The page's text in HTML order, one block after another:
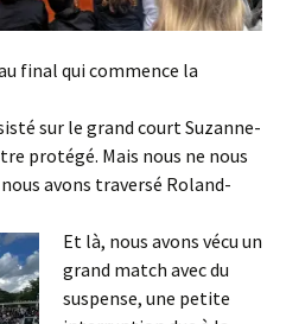
final qui commence la
sur le grand court Suzanne-
protégé. Mais nous ne nous
avons traversé Roland-
Et là, nous avons vécu un
grand match avec du
suspense, une petite